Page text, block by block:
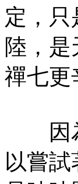
定，
陸，
禪七更
因為
以嘗